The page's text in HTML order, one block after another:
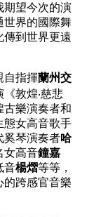
期望今次的演
世界的國際舞
傳到世界更遠
自指揮蘭州交
敦煌‧慈悲
古樂演奏者和
態女高音歌手
奚琴演奏者哈
女高音鐘嘉
音楊熠等等，
的跨感官音樂